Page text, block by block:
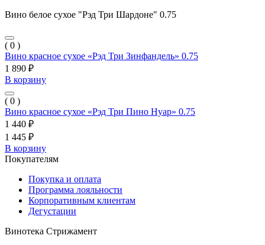
Вино белое сухое "Рэд Три Шардоне" 0.75
( 0 )
Вино красное сухое «Рэд Три Зинфандель» 0.75
1 890 ₽
В корзину
( 0 )
Вино красное сухое «Рэд Три Пино Нуар» 0.75
1 440 ₽
1 445 ₽
В корзину
Покупателям
Покупка и оплата
Программа лояльности
Корпоративным клиентам
Дегустации
Винотека Стрижамент